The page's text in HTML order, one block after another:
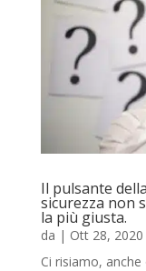
Il pulsante
sicurezza non
la più giusta.
da | Ott 28, 2020
Ci risiamo, anche